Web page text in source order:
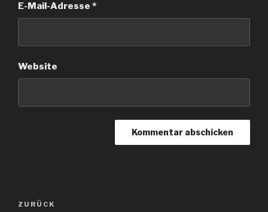
E-Mail-Adresse *
Website
Beitragsnavigation
Vorheriger
ZURÜCK